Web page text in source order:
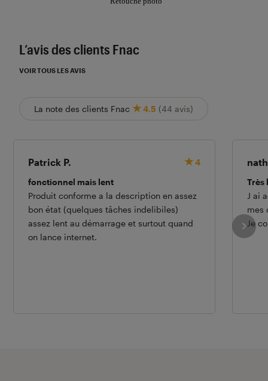
L’avis des clients Fnac
VOIR TOUS LES AVIS
La note des clients Fnac 4.5 (44 avis)
Patrick P.
4
fonctionnel mais lent
Produit conforme a la description en assez
bon état (quelques tâches indelibiles)
assez lent au démarrage et surtout quand
on lance internet.
Très
J ai
mes
Je